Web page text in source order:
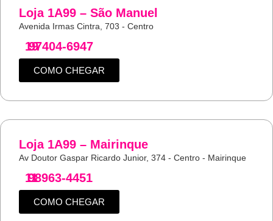
Loja 1A99 – São Manuel
Avenida Irmas Cintra, 703 - Centro
19
97404-6947
COMO CHEGAR
Loja 1A99 – Mairinque
Av Doutor Gaspar Ricardo Junior, 374 - Centro - Mairinque
11
98963-4451
COMO CHEGAR